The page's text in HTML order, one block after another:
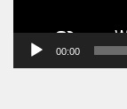
GALERIE